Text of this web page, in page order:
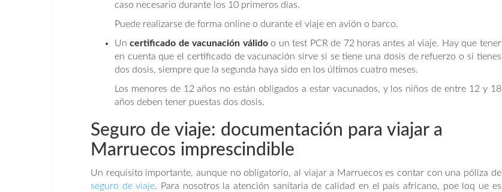
caso necesario durante los 10 primeros días.
Puede realizarse de forma online o durante el viaje en avión o barco.
Uncertificado de vacunación válidoo un test PCR de 72 horas antes al viaje. Hay que tener
en cuenta que el certificado de vacunación sirve si se tiene una dosis de refuerzo o si tienes
dos dosis, siempre que la segunda haya sido en los últimos cuatro meses.
Los menores de 12 años no están obligados a estar vacunados, y los niños de entre 12 y 18
años deben tener puestas dos dosis.
Seguro de viaje: documentación para viajar a
Marruecos imprescindible
Un requisito importante, aunque no obligatorio, al viajar a Marruecos es contar con una póliza de
seguro de viaje. Para nosotros la atención sanitaria de calidad en el país africano, poe loq ue es